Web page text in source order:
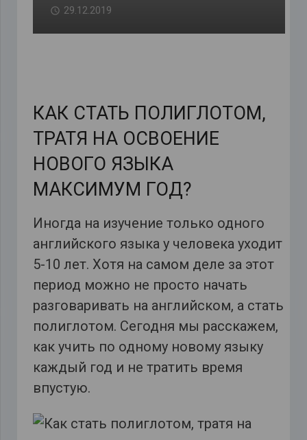
29.12.2019
КАК СТАТЬ ПОЛИГЛОТОМ,
ТРАТЯ НА ОСВОЕНИЕ
НОВОГО ЯЗЫКА
МАКСИМУМ ГОД?
Иногда на изучение только одного
английского языка у человека уходит
5-10 лет. Хотя на самом деле за этот
период можно не просто начать
разговаривать на английском, а стать
полиглотом. Сегодня мы расскажем,
как учить по одному новому языку
каждый год и не тратить время
впустую.